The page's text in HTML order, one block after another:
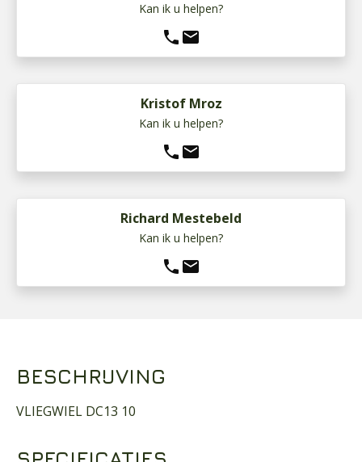
Kan ik u helpen?
phone mail
Kristof Mroz
Kan ik u helpen?
phone mail
Richard Mestebeld
Kan ik u helpen?
phone mail
BESCHRIJVING
VLIEGWIEL DC13 10